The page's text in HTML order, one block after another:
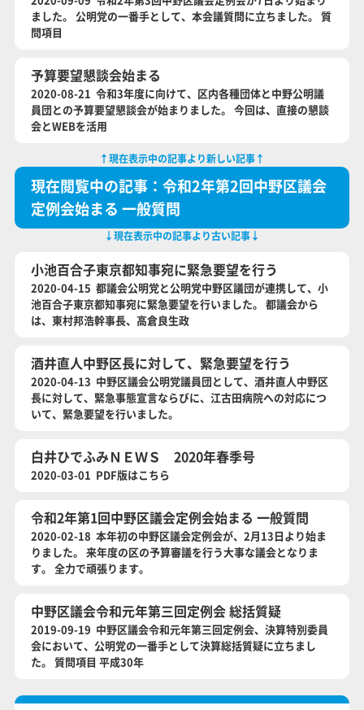
ました。 公明党の一番手として、本会議質問に立ちました。 質
問項目
予算要望懇談会始まる
2020-08-21 令和3年度に向けて、区内各種団体と中野公明議
員団との予算要望懇談会が始まりました。 今回は、直接の懇談
会とWEBを活用
↑現在表示中の記事より新しい記事↑
現在閲覧中の記事：令和2年第2回中野区議会
定例会始まる 一般質問
↓現在表示中の記事より古い記事↓
小池百合子東京都知事宛に緊急要望を行う
2020-04-15 都議会公明党と公明党中野区議団が連携して、小
池百合子東京都知事宛に緊急要望を行いました。 都議会から
は、東村邦浩幹事長、高倉良生政
酒井直人中野区長に対して、緊急要望を行う
2020-04-13 中野区議会公明党議員団として、酒井直人中野区
長に対して、緊急事態宣言ならびに、江古田病院への対応につ
いて、緊急要望を行いました。
白井ひでふみＮＥＷＳ 2020年春季号
2020-03-01 PDF版はこちら
令和2年第1回中野区議会定例会始まる 一般質問
2020-02-18 本年初の中野区議会定例会が、2月13日より始ま
りました。 来年度の区の予算審議を行う大事な議会となりま
す。 全力で頑張ります。
中野区議会令和元年第三回定例会 総括質疑
2019-09-19 中野区議会令和元年第三回定例会、決算特別委員
会において、公明党の一番手として決算総括質疑に立ちまし
た。 質問項目 平成30年